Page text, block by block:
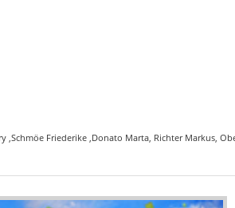
,Schmöe Friederike ,Donato Marta, Richter Markus,